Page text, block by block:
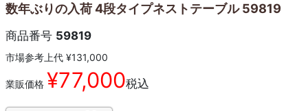
数年ぶりの入荷 4段タイプネストテーブル 59819
商品番号 59819
市場参考上代 ¥131,000
業販価格 ¥77,000税込